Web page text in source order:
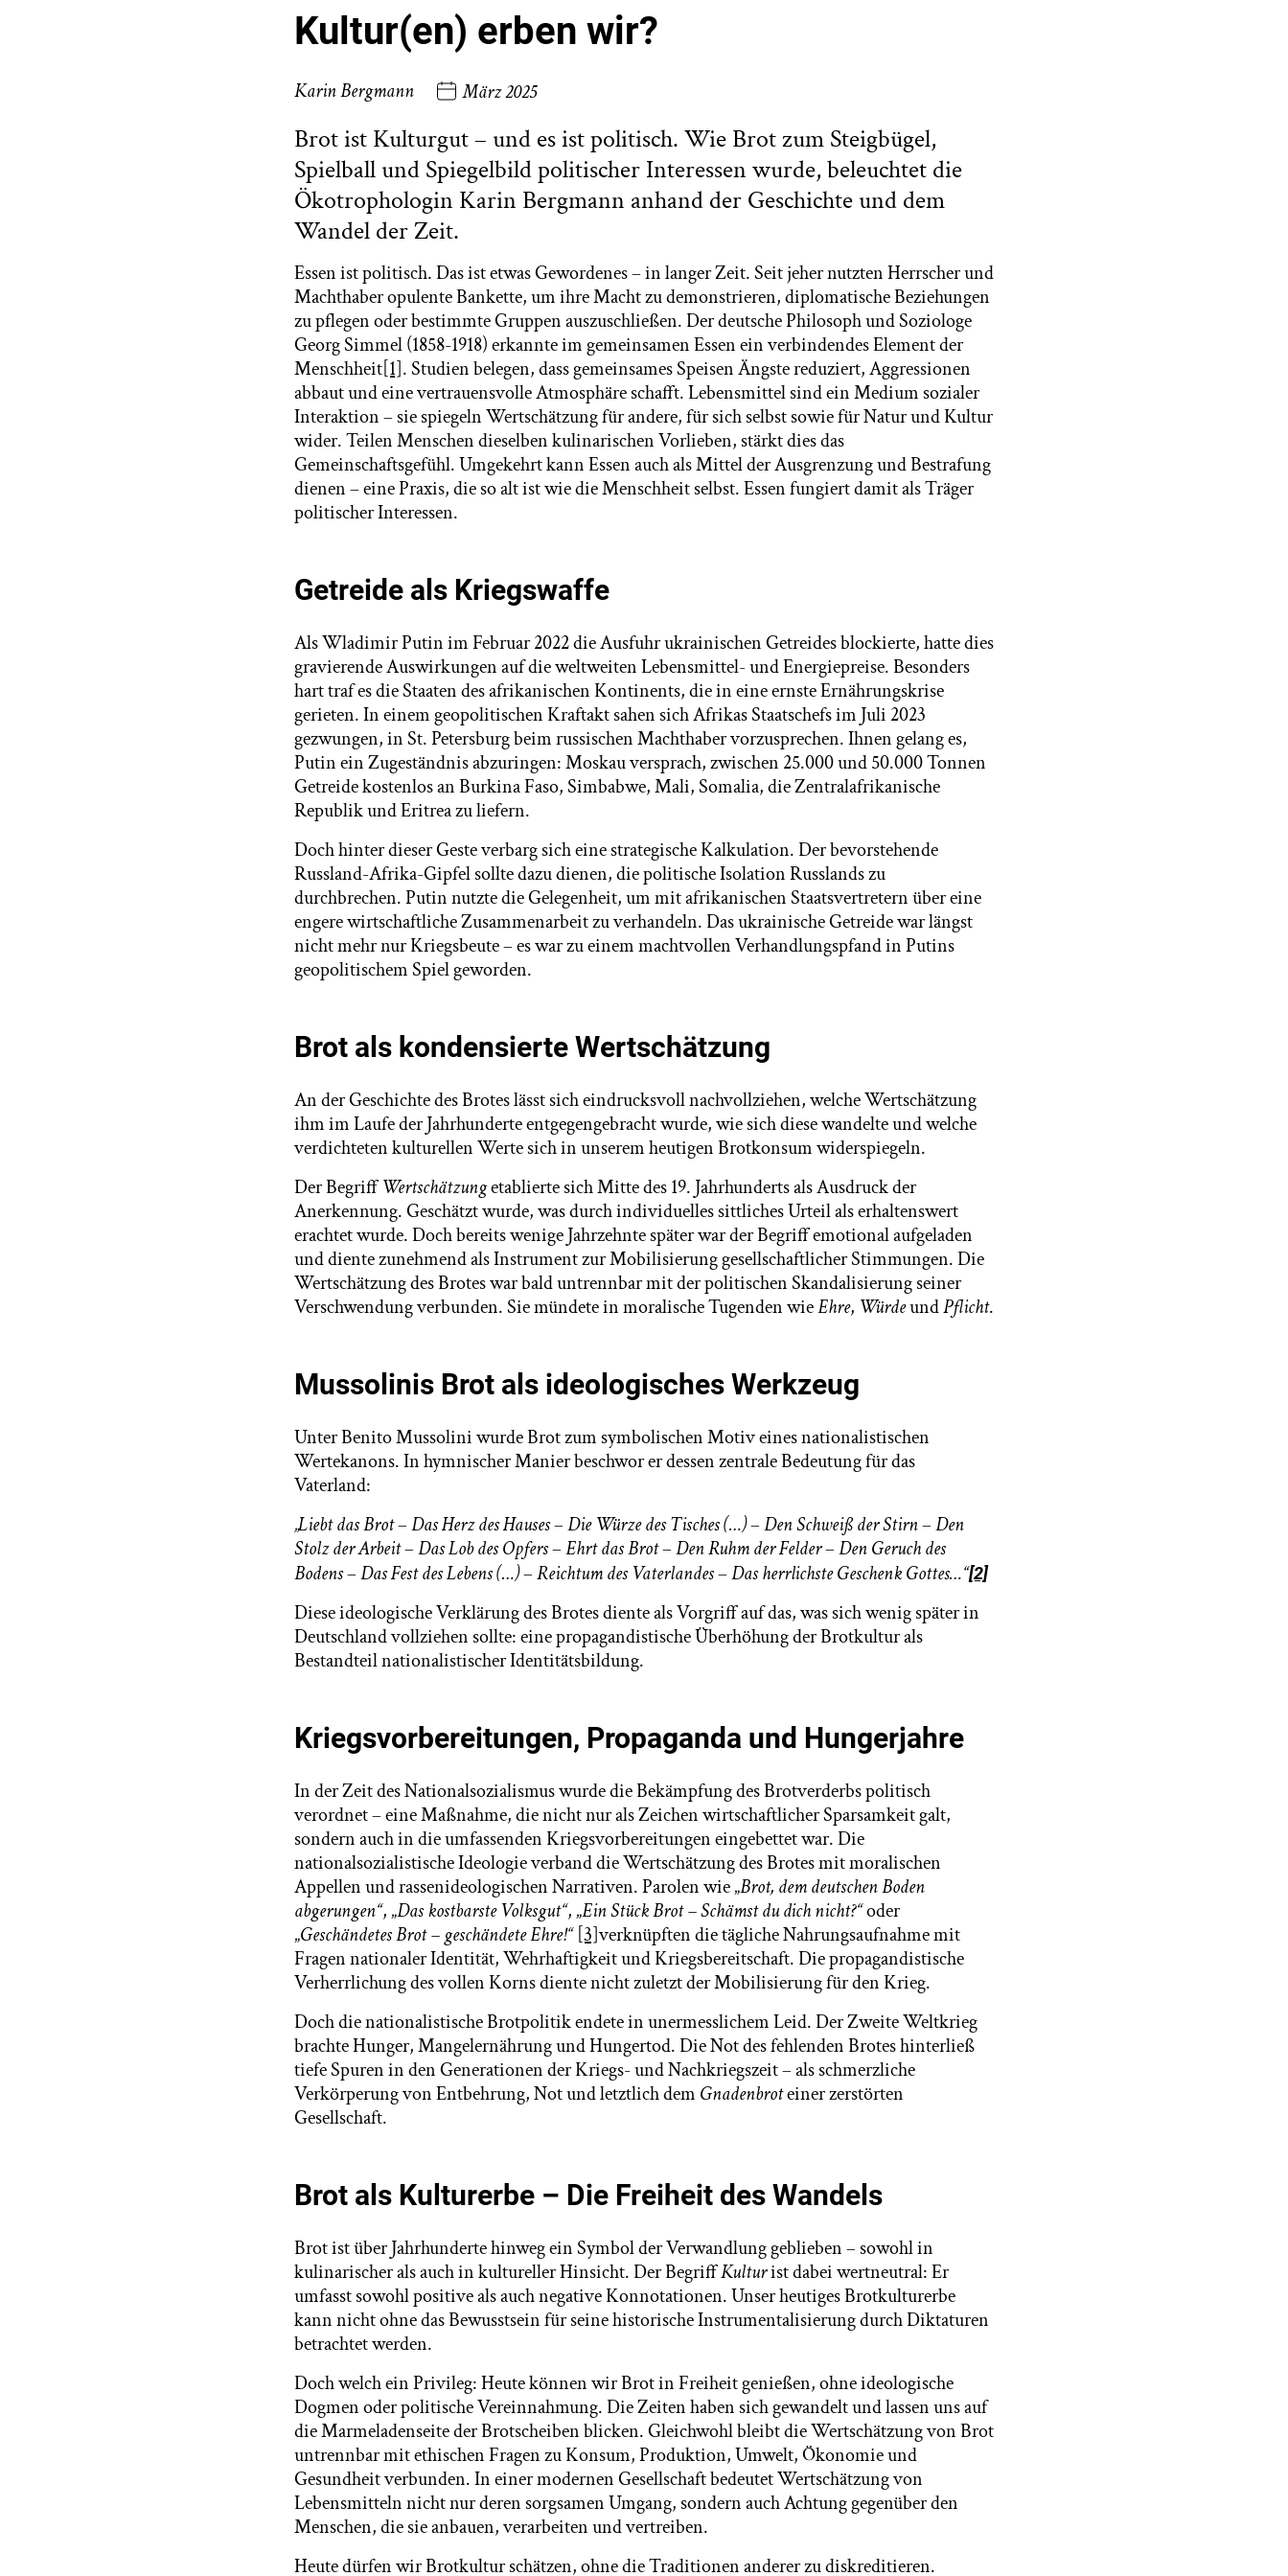
Kultur(en) erben wir?
Karin Bergmann März 2025
Brot ist Kulturgut – und es ist politisch. Wie Brot zum Steigbügel,
Spielball und Spiegelbild politischer Interessen wurde, beleuchtet die
Ökotrophologin Karin Bergmann anhand der Geschichte und dem
Wandel der Zeit.
Essen ist politisch. Das ist etwas Gewordenes – in langer Zeit. Seit jeher nutzten Herrscher und
Machthaber opulente Bankette, um ihre Macht zu demonstrieren, diplomatische Beziehungen
zu pflegen oder bestimmte Gruppen auszuschließen. Der deutsche Philosoph und Soziologe
Georg Simmel (1858-1918) erkannte im gemeinsamen Essen ein verbindendes Element der
Menschheit[1]. Studien belegen, dass gemeinsames Speisen Ängste reduziert, Aggressionen
abbaut und eine vertrauensvolle Atmosphäre schafft. Lebensmittel sind ein Medium sozialer
Interaktion – sie spiegeln Wertschätzung für andere, für sich selbst sowie für Natur und Kultur
wider. Teilen Menschen dieselben kulinarischen Vorlieben, stärkt dies das
Gemeinschaftsgefühl. Umgekehrt kann Essen auch als Mittel der Ausgrenzung und Bestrafung
dienen – eine Praxis, die so alt ist wie die Menschheit selbst. Essen fungiert damit als Träger
politischer Interessen.
Getreide als Kriegswaffe
Als Wladimir Putin im Februar 2022 die Ausfuhr ukrainischen Getreides blockierte, hatte dies
gravierende Auswirkungen auf die weltweiten Lebensmittel- und Energiepreise. Besonders
hart traf es die Staaten des afrikanischen Kontinents, die in eine ernste Ernährungskrise
gerieten. In einem geopolitischen Kraftakt sahen sich Afrikas Staatschefs im Juli 2023
gezwungen, in St. Petersburg beim russischen Machthaber vorzusprechen. Ihnen gelang es,
Putin ein Zugeständnis abzuringen: Moskau versprach, zwischen 25.000 und 50.000 Tonnen
Getreide kostenlos an Burkina Faso, Simbabwe, Mali, Somalia, die Zentralafrikanische
Republik und Eritrea zu liefern.
Doch hinter dieser Geste verbarg sich eine strategische Kalkulation. Der bevorstehende
Russland-Afrika-Gipfel sollte dazu dienen, die politische Isolation Russlands zu
durchbrechen. Putin nutzte die Gelegenheit, um mit afrikanischen Staatsvertretern über eine
engere wirtschaftliche Zusammenarbeit zu verhandeln. Das ukrainische Getreide war längst
nicht mehr nur Kriegsbeute – es war zu einem machtvollen Verhandlungspfand in Putins
geopolitischem Spiel geworden.
Brot als kondensierte Wertschätzung
An der Geschichte des Brotes lässt sich eindrucksvoll nachvollziehen, welche Wertschätzung
ihm im Laufe der Jahrhunderte entgegengebracht wurde, wie sich diese wandelte und welche
verdichteten kulturellen Werte sich in unserem heutigen Brotkonsum widerspiegeln.
Der BegriffWertschätzungetablierte sich Mitte des 19. Jahrhunderts als Ausdruck der
Anerkennung. Geschätzt wurde, was durch individuelles sittliches Urteil als erhaltenswert
erachtet wurde. Doch bereits wenige Jahrzehnte später war der Begriff emotional aufgeladen
und diente zunehmend als Instrument zur Mobilisierung gesellschaftlicher Stimmungen. Die
Wertschätzung des Brotes war bald untrennbar mit der politischen Skandalisierung seiner
Verschwendung verbunden. Sie mündete in moralische Tugenden wieEhre, WürdeundPflicht.
Mussolinis Brot als ideologisches Werkzeug
Unter Benito Mussolini wurde Brot zum symbolischen Motiv eines nationalistischen
Wertekanons. In hymnischer Manier beschwor er dessen zentrale Bedeutung für das
Vaterland:
„Liebt das Brot–Das Herz des Hauses–Die Würze des Tisches (…)–Den Schweiß der Stirn–Den
Stolz der Arbeit–Das Lob des Opfers–Ehrt das Brot–Den Ruhm der Felder–Den Geruch des
Bodens–Das Fest des Lebens (…)–Reichtum des Vaterlandes–Das herrlichste Geschenk Gottes…“[2]
Diese ideologische Verklärung des Brotes diente als Vorgriff auf das, was sich wenig später in
Deutschland vollziehen sollte: eine propagandistische Überhöhung der Brotkultur als
Bestandteil nationalistischer Identitätsbildung.
Kriegsvorbereitungen, Propaganda und Hungerjahre
In der Zeit des Nationalsozialismus wurde die Bekämpfung des Brotverderbs politisch
verordnet – eine Maßnahme, die nicht nur als Zeichen wirtschaftlicher Sparsamkeit galt,
sondern auch in die umfassenden Kriegsvorbereitungen eingebettet war. Die
nationalsozialistische Ideologie verband die Wertschätzung des Brotes mit moralischen
Appellen und rassenideologischen Narrativen. Parolen wie „Brot, dem deutschen Boden
abgerungen“, „Das kostbarste Volksgut“, „Ein Stück Brot – Schämst du dich nicht?“oder
„Geschändetes Brot – geschändete Ehre!“ [3]verknüpften die tägliche Nahrungsaufnahme mit
Fragen nationaler Identität, Wehrhaftigkeit und Kriegsbereitschaft. Die propagandistische
Verherrlichung des vollen Korns diente nicht zuletzt der Mobilisierung für den Krieg.
Doch die nationalistische Brotpolitik endete in unermesslichem Leid. Der Zweite Weltkrieg
brachte Hunger, Mangelernährung und Hungertod. Die Not des fehlenden Brotes hinterließ
tiefe Spuren in den Generationen der Kriegs- und Nachkriegszeit – als schmerzliche
Verkörperung von Entbehrung, Not und letztlich dem Gnadenbroteiner zerstörten
Gesellschaft.
Brot als Kulturerbe – Die Freiheit des Wandels
Brot ist über Jahrhunderte hinweg ein Symbol der Verwandlung geblieben – sowohl in
kulinarischer als auch in kultureller Hinsicht. Der BegriffKulturist dabei wertneutral: Er
umfasst sowohl positive als auch negative Konnotationen. Unser heutiges Brotkulturerbe
kann nicht ohne das Bewusstsein für seine historische Instrumentalisierung durch Diktaturen
betrachtet werden.
Doch welch ein Privileg: Heute können wir Brot in Freiheit genießen, ohne ideologische
Dogmen oder politische Vereinnahmung. Die Zeiten haben sich gewandelt und lassen uns auf
die Marmeladenseite der Brotscheiben blicken. Gleichwohl bleibt die Wertschätzung von Brot
untrennbar mit ethischen Fragen zu Konsum, Produktion, Umwelt, Ökonomie und
Gesundheit verbunden. In einer modernen Gesellschaft bedeutet Wertschätzung von
Lebensmitteln nicht nur deren sorgsamen Umgang, sondern auch Achtung gegenüber den
Menschen, die sie anbauen, verarbeiten und vertreiben.
Heute dürfen wir Brotkultur schätzen, ohne die Traditionen anderer zu diskreditieren.